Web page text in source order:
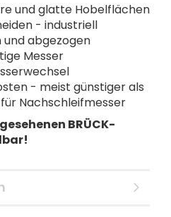
und glatte Hobelflächen
- industriell
abgezogen
Messer
- meist günstiger als
Nachschleifmesser
BRÜCK-